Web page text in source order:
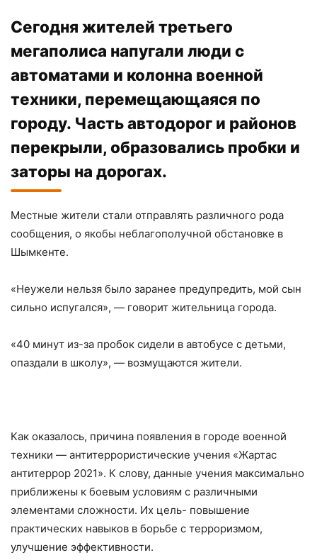
Сегодня жителей третьего
мегаполиса напугали люди с
автоматами и колонна военной
техники, перемещающаяся по
городу. Часть автодорог и районов
перекрыли, образовались пробки и
заторы на дорогах.
Местные жители стали отправлять различного рода
сообщения, о якобы неблагополучной обстановке в
Шымкенте.
«Неужели нельзя было заранее предупредить, мой сын
сильно испугался», — говорит жительница города.
«40 минут из-за пробок сидели в автобусе с детьми,
опаздали в школу», — возмущаются жители.
Как оказалось, причина появления в городе военной
техники — антитеррористические учения «Жартас
антитеррор 2021». К слову, данные учения максимально
приближены к боевым условиям с различными
элементами сложности. Их цель- повышение
практических навыков в борьбе с терроризмом,
улучшение эффективности.